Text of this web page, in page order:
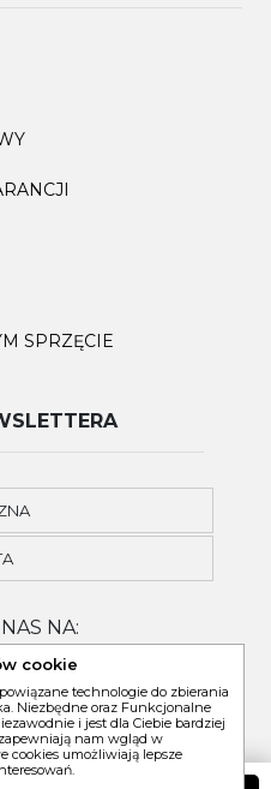
SPRZĘCIE
NA:
cookie
technologie do zbierania
Niezbędne oraz Funkcjonalne
i jest dla Ciebie bardziej
nam wgląd w
cookies umożliwiają lepsze